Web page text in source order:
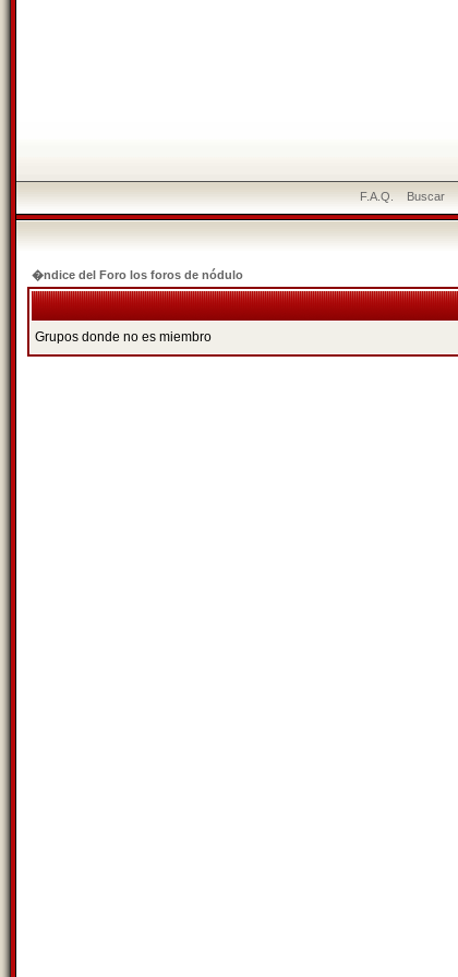
F.A.Q. Buscar
�ndice del Foro los foros de nódulo
Grupos donde no es miembro